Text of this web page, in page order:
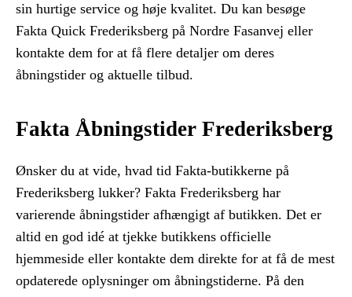
sin hurtige service og høje kvalitet. Du kan besøge
Fakta Quick Frederiksberg på Nordre Fasanvej eller
kontakte dem for at få flere detaljer om deres
åbningstider og aktuelle tilbud.
Fakta Åbningstider Frederiksberg
Ønsker du at vide, hvad tid Fakta-butikkerne på
Frederiksberg lukker? Fakta Frederiksberg har
varierende åbningstider afhængigt af butikken. Det er
altid en god idé at tjekke butikkens officielle
hjemmeside eller kontakte dem direkte for at få de mest
opdaterede oplysninger om åbningstiderne. På den